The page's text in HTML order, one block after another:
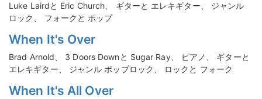
Luke Lairdと Eric Church、 ギターと エレキギター、 ジャンル
ロック、 フォークと ポップ
When It's Over
Brad Arnold、 3 Doors Downと Sugar Ray、 ピアノ、 ギターと
エレキギター、 ジャンル ポップロック、 ロックと フォーク
When It's All Over